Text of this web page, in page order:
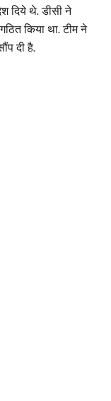
दिये थे. डीसी ने
किया था. टीम ने
दी है.